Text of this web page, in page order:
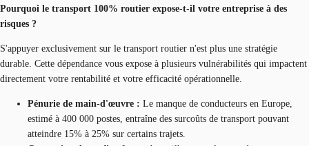
Pourquoi le transport 100% routier expose-t-il votre entreprise à des
risques ?
S'appuyer exclusivement sur le transport routier n'est plus une stratégie
durable. Cette dépendance vous expose à plusieurs vulnérabilités qui impactent
directement votre rentabilité et votre efficacité opérationnelle.
Pénurie de main-d'œuvre : Le manque de conducteurs en Europe,
estimé à 400 000 postes, entraîne des surcoûts de transport pouvant
atteindre 15% à 25% sur certains trajets.